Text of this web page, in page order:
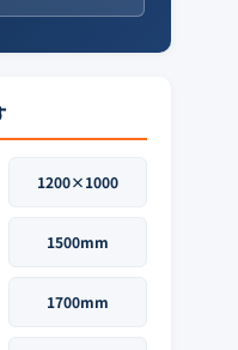
1200×1000
1500mm
1700mm